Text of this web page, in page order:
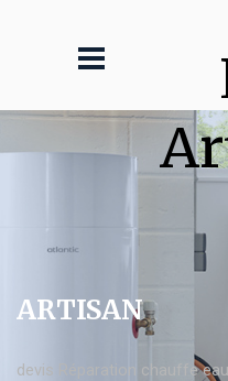
ARTISAN
devis Réparation chauffe